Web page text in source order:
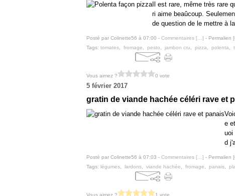
Il est rare, même très rare
ri aime beaûcoup.
de question de le mettre à
Posté par Colinette56 à 07:00 - Commentaires [ ] - Permalien [
Tags: tomates fromage pesto jambon cru pizza polenta
Vous aimez ? 0 vote
5 février 2017
gratin de viande hachée céléri rave et
e
uoi
d
Posté par Colinette56 à 07:03 - Commentaires [ ] - Permalien [
Tags: légumes lardons viande hachée fromage panais
Vous aimez ? 1 vote